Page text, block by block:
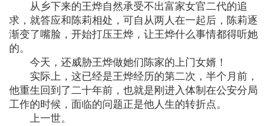
从乡下来的王烨自然承受不出富家女官二代的追
求，就答应和陈莉相处，可自从两人在一起后，陈莉逐
渐变了嘴脸，开始打压王烨，让王烨什么事情都得听她
的。
今天，还威胁王烨做她们陈家的上门女婿！
实际上，这已经是王烨经历的第二次，半个月前，
他重生回到了二十年前，也就是刚进入体制在公安分局
工作的时候，面临的问题正是他人生的转折点。
上一世。